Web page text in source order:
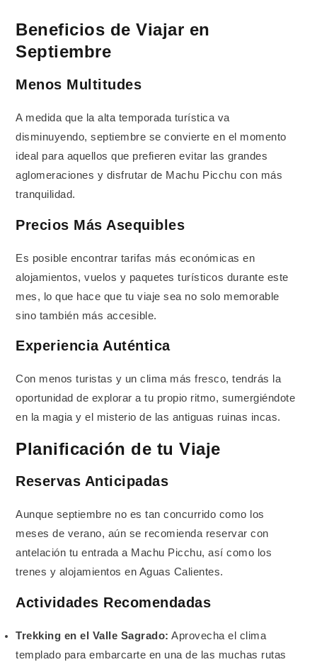
Beneficios de Viajar en
Septiembre
Menos Multitudes
A medida que la alta temporada turística va
disminuyendo, septiembre se convierte en el momento
ideal para aquellos que prefieren evitar las grandes
aglomeraciones y disfrutar de Machu Picchu con más
tranquilidad.
Precios Más Asequibles
Es posible encontrar tarifas más económicas en
alojamientos, vuelos y paquetes turísticos durante este
mes, lo que hace que tu viaje sea no solo memorable
sino también más accesible.
Experiencia Auténtica
Con menos turistas y un clima más fresco, tendrás la
oportunidad de explorar a tu propio ritmo, sumergiéndote
en la magia y el misterio de las antiguas ruinas incas.
Planificación de tu Viaje
Reservas Anticipadas
Aunque septiembre no es tan concurrido como los
meses de verano, aún se recomienda reservar con
antelación tu entrada a Machu Picchu, así como los
trenes y alojamientos en Aguas Calientes.
Actividades Recomendadas
Trekking en el Valle Sagrado: Aprovecha el clima
templado para embarcarte en una de las muchas rutas